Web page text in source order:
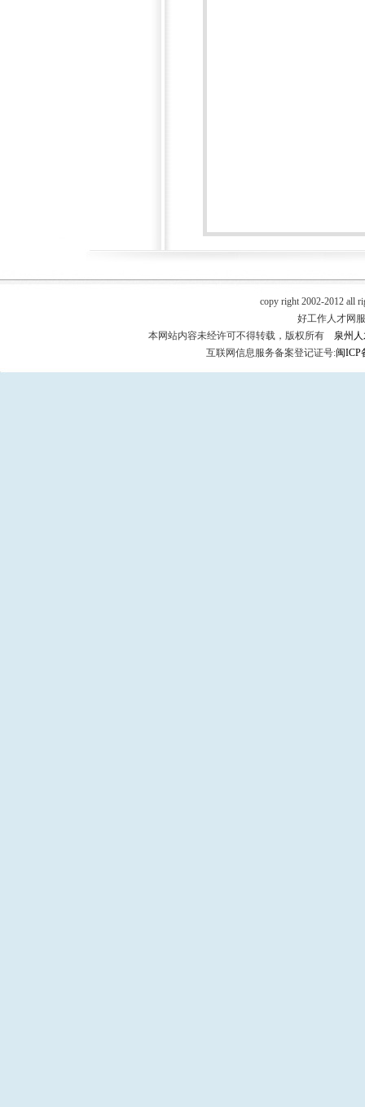
copy right 2002-2012 all
好工作人才网
本网站内容未经许可不得转载，版权所有
泉州
互联网信息服务备案登记证号:闽ICP